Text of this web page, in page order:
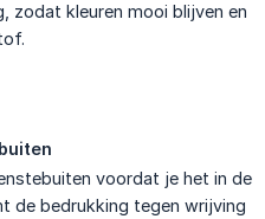
zodat kleuren mooi blijven en
voordat je het in de
de bedrukking tegen wrijving